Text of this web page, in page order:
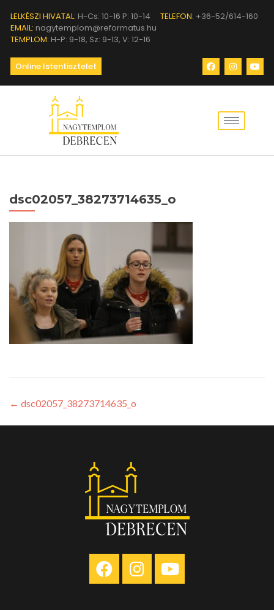
LELKÉSZI HIVATAL: H-Cs: 10-16 P: 10-14 TELEFON: +36-52/614-160
EMAIL: nagytemplom@reformatus.hu
TEMPLOM: H-P: 9-18, Sz: 9-13, V: 12-16
Online Istentisztelet
dsc02057_38273714635_o
← dsc02057_38273714635_o